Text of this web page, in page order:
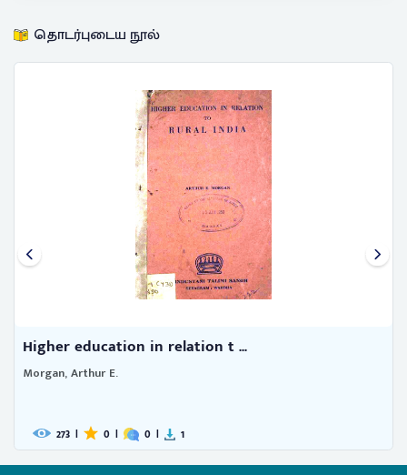
தொடர்புடைய நூல்
Report of the study team on ru ...
221 0 0 1